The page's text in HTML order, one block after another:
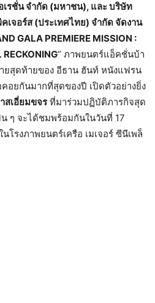
รชั่น จำกัด (มหาชน), และ บริษัท
เจอร์ส (ประเทศไทย) จำกัด จัดงาน
GALA PREMIERE MISSION :
RECKONING” ภาพยนตร์แอ็คชั่นบ้า
ยสุดท้ายของ อีธาน ฮันท์ หนังแฟรน
อยกันมากที่สุดของปี เปิดตัวอย่างยิ่ง
สเอี่ยมขจรที่มาร่วมปฏิบัติภารกิจสุด
ๆ จะได้ชมพร้อมกันในวันที่ 17
รงภาพยนตร์เครือ เมเจอร์ ซีนีเพล็